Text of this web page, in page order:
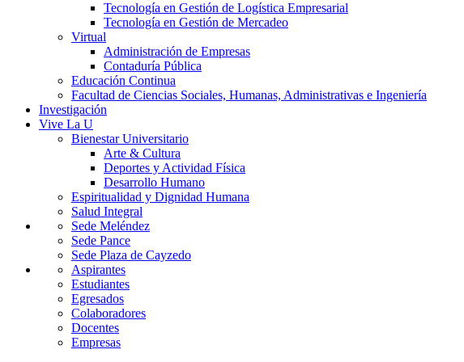
Tecnología en Gestión de Logística Empresarial
Tecnología en Gestión de Mercadeo
Virtual
Administración de Empresas
Contaduría Pública
Educación Continua
Facultad de Ciencias Sociales, Humanas, Administrativas e Ingeniería
Investigación
Vive La U
Bienestar Universitario
Arte & Cultura
Deportes y Actividad Física
Desarrollo Humano
Espiritualidad y Dignidad Humana
Salud Integral
Sede Meléndez
Sede Pance
Sede Plaza de Cayzedo
Aspirantes
Estudiantes
Egresados
Colaboradores
Docentes
Empresas